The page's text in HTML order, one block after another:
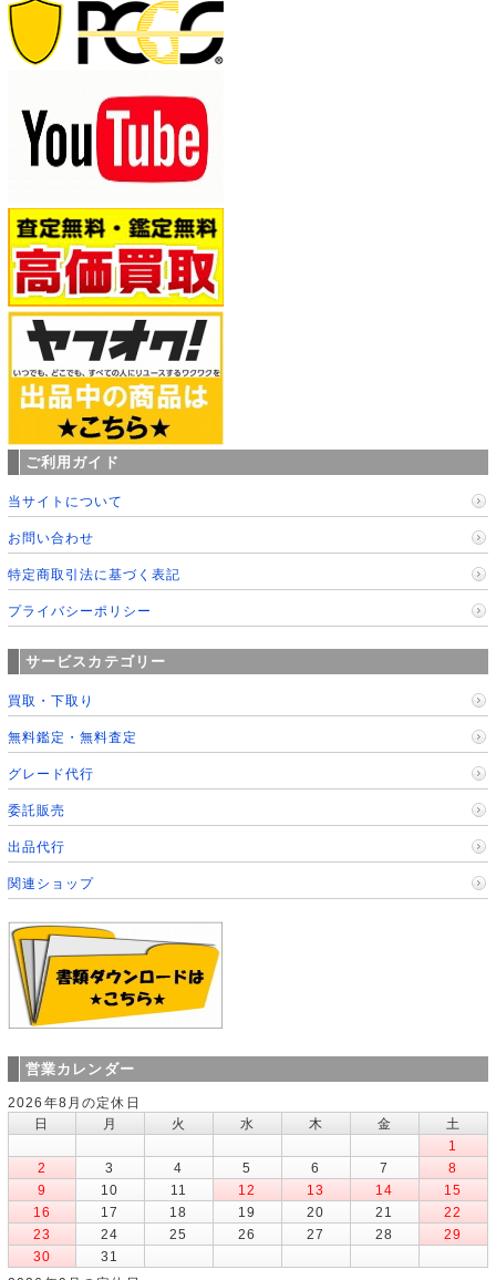
ご利用ガイド
当サイトについて
お問い合わせ
特定商取引法に基づく表記
プライバシーポリシー
サービスカテゴリー
買取・下取り
無料鑑定・無料査定
グレード代行
委託販売
出品代行
関連ショップ
営業カレンダー
2026年8月の定休日
日
月 火 水 木 金
土
1
2
3 4 5 6 7
8
9
10 11 12 13 14
15
16
17 18 19 20 21
22
23
24 25 26 27 28
29
30
31